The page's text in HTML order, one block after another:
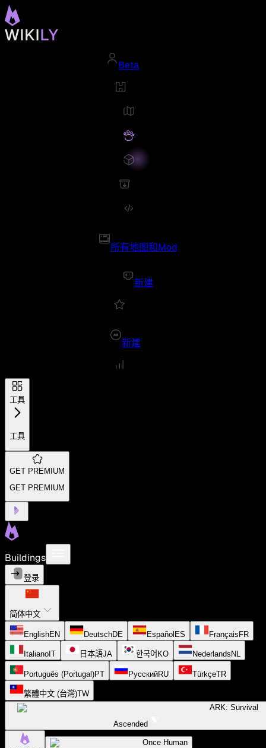
Beta
所有地图和Mod
新建
新建
工具
工具
GET PREMIUM
GET PREMIUM
Buildings
登录
简体中文
EnglishEN DeutschDE Español ES Français FR
Italiano IT 日本語JA 한국어 KO Nederlands NL
Português (Portugal)PT РусскийRU TürkçeTR
繁體中文 (台灣)TW
ARK: Survival
Ascended
Once Human